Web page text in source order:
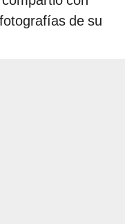
de su